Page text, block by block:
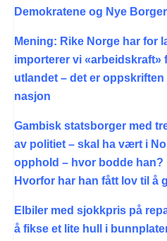
Demokratene og Nye
Mening: Rike Norge har for
importerer vi «arbeidskraft»
utlandet – det er
nasjon
Gambisk statsborger med
av politiet – skal ha vært i
opphold – hvor bodde han?
Hvorfor har han fått lov til å
Elbiler med sjokkpris på
å fikse et lite hull i